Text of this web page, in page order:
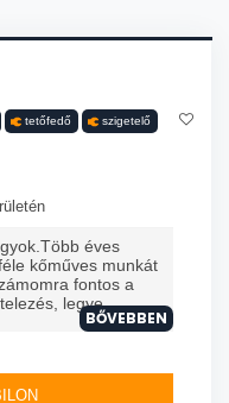
tetőfedő szigetelő
éves
kőműves munkát
fontos a
legye...
BŐVEBBEN